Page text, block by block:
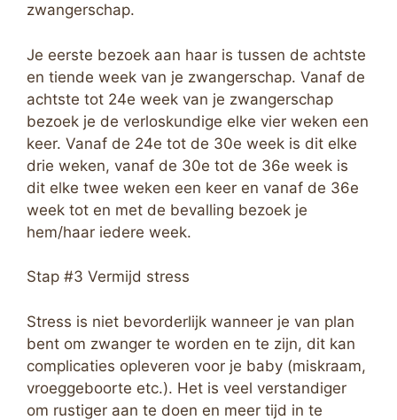
zwangerschap.
Je eerste bezoek aan haar is tussen de achtste
en tiende week van je zwangerschap. Vanaf de
achtste tot 24e week van je zwangerschap
bezoek je de verloskundige elke vier weken een
keer. Vanaf de 24e tot de 30e week is dit elke
drie weken, vanaf de 30e tot de 36e week is
dit elke twee weken een keer en vanaf de 36e
week tot en met de bevalling bezoek je
hem/haar iedere week.
Stap #3 Vermijd stress
Stress is niet bevorderlijk wanneer je van plan
bent om zwanger te worden en te zijn, dit kan
complicaties opleveren voor je baby (miskraam,
vroeggeboorte etc.). Het is veel verstandiger
om rustiger aan te doen en meer tijd in te